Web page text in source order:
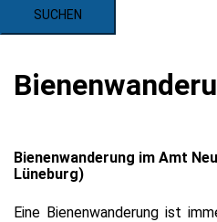
Bienenwanderung im Amt
Lüneburg)
Eine Bienenwanderung ist